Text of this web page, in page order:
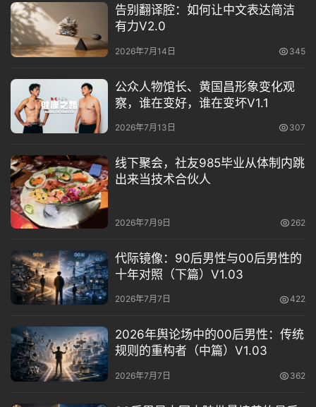
人
类
存
百
科
全
人
工
智
姿
势
微
尘
纪
事
告别翻译腔：如何让中文表达简洁
有力V2.0
2026年7月14日 345
公众人物馆长、黄国昌形象变化观
察，谁在变好，谁在变坏V1.1
2026年7月13日 307
线下聚会，社友985毕业从体制内跳
出来当技术合伙人
2026年7月9日 262
代际镜像：90后男性与00后男性的
十年对照（下篇）V1.03
2026年7月7日 422
2026年舆论场中的00后男性：传统
规则的重构者（中篇）V1.03
2026年7月7日 362